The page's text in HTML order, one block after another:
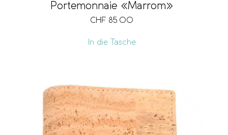
Portemonnaie «Marrom»
CHF 85.00
In die Tasche